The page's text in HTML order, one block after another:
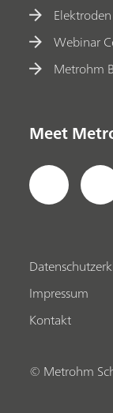
Webinar
Metrohm
Meet
Impressum
Kontakt
© Metrohm